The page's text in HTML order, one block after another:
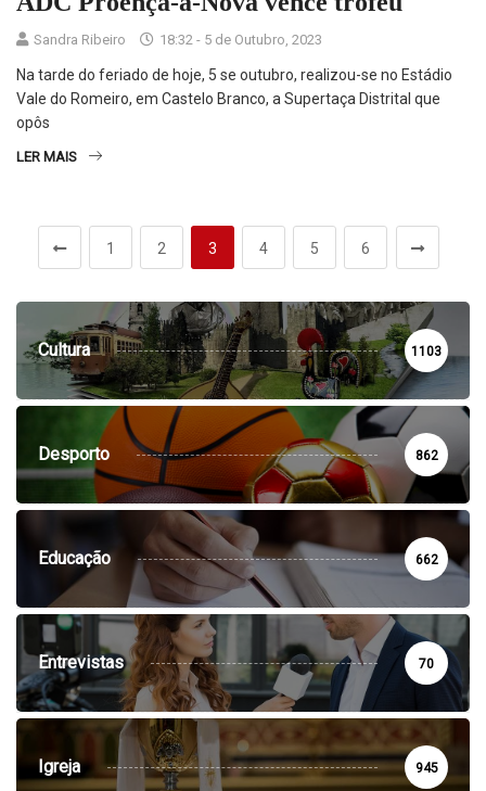
Sandra Ribeiro 18:32 - 5 de Outubro, 2023
Na tarde do feriado de hoje, 5 se outubro, realizou-se no Estádio
Vale do Romeiro, em Castelo Branco, a Supertaça Distrital que
opôs
LER MAIS
1 2 3 4 5 6
Cultura 1103
Desporto 862
Educação 662
Entrevistas 70
Igreja 945